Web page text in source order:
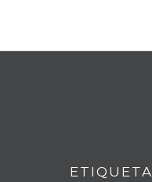
ETIQUETA